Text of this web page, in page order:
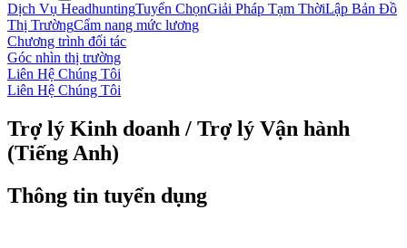
Dịch Vụ HeadhuntingTuyển ChọnGiải Pháp Tạm ThờiLập Bản Đồ
Thị TrườngCẩm nang mức lương
Chương trình đối tác
Góc nhìn thị trường
Liên Hệ Chúng Tôi
Liên Hệ Chúng Tôi
Trợ lý Kinh doanh / Trợ lý Vận hành
(Tiếng Anh)
Thông tin tuyển dụng